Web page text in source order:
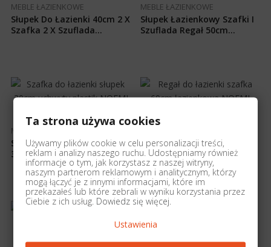
MEBLE ŁAZIENKOWE
Słupek Do Łazienki 40cm 2 X
Szafka 2 X Szuflada
MEBLE ŁAZIENKOWE
Słupek Łazienkowy Szafki I
Szuflada Regał 50cm
MEBLE ŁAZIENKOWE
Szafka Do Łazienki Słupek
30cm Uchwyty Plastik
NOEMI 3D3001N
Regał Do Łazienki Szafka
60cm Łazienkowa NOEMI
4D6010
Ta strona używa cookies
Używamy plików cookie w celu personalizacji treści,
reklam i analizy naszego ruchu. Udostępniamy również
informacje o tym, jak korzystasz z naszej witryny,
naszym partnerom reklamowym i analitycznym, którzy
mogą łączyć je z innymi informacjami, które im
przekazałeś lub które zebrali w wyniku korzystania przez
Ciebie z ich usług. Dowiedz się więcej
Ustawienia